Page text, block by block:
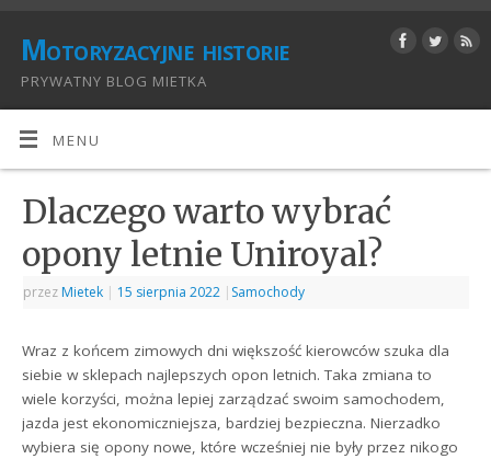
Motoryzacyjne historie
PRYWATNY BLOG MIETKA
MENU
Dlaczego warto wybrać
opony letnie Uniroyal?
przez Mietek | 15 sierpnia 2022 | Samochody
Wraz z końcem zimowych dni większość kierowców szuka dla
siebie w sklepach najlepszych opon letnich. Taka zmiana to
wiele korzyści, można lepiej zarządzać swoim samochodem,
jazda jest ekonomiczniejsza, bardziej bezpieczna. Nierzadko
wybiera się opony nowe, które wcześniej nie były przez nikogo